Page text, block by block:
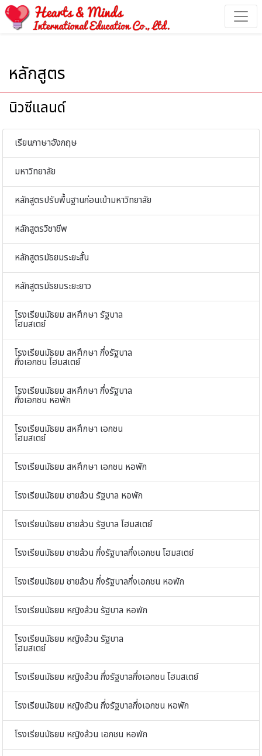
หลักสูตร
นิวซีแลนด์
เรียนภาษาอังกฤษ
มหาวิทยาลัย
หลักสูตรปรับพื้นฐานก่อนเข้ามหาวิทยาลัย
หลักสูตรวิชาชีพ
หลักสูตรมัธยมระยะสั้น
หลักสูตรมัธยมระยะยาว
โรงเรียนมัธยม สหศึกษา รัฐบาล
โฮมสเตย์
โรงเรียนมัธยม สหศึกษา กึ่งรัฐบาล
กึ่งเอกชน โฮมสเตย์
โรงเรียนมัธยม สหศึกษา กึ่งรัฐบาล
กึ่งเอกชน หอพัก
โรงเรียนมัธยม สหศึกษา เอกชน
โฮมสเตย์
โรงเรียนมัธยม สหศึกษา เอกชน หอพัก
โรงเรียนมัธยม ชายล้วน รัฐบาล หอพัก
โรงเรียนมัธยม ชายล้วน รัฐบาล โฮมสเตย์
โรงเรียนมัธยม ชายล้วน กึ่งรัฐบาลกึ่งเอกชน โฮมสเตย์
โรงเรียนมัธยม ชายล้วน กึ่งรัฐบาลกึ่งเอกชน หอพัก
โรงเรียนมัธยม หญิงล้วน รัฐบาล หอพัก
โรงเรียนมัธยม หญิงล้วน รัฐบาล
โฮมสเตย์
โรงเรียนมัธยม หญิงล้วน กึ่งรัฐบาลกึ่งเอกชน โฮมสเตย์
โรงเรียนมัธยม หญิงลัวน กึ่งรัฐบาลกึ่งเอกชน หอพัก
โรงเรียนมัธยม หญิงล้วน เอกชน หอพัก